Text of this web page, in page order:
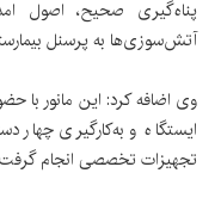
پناه‌گیری صحیح، اصول
آتش‌سوزی‌ها به پرسنل
ایستگاه و به‌کارگیری
تجهیزات تخصصی انجام